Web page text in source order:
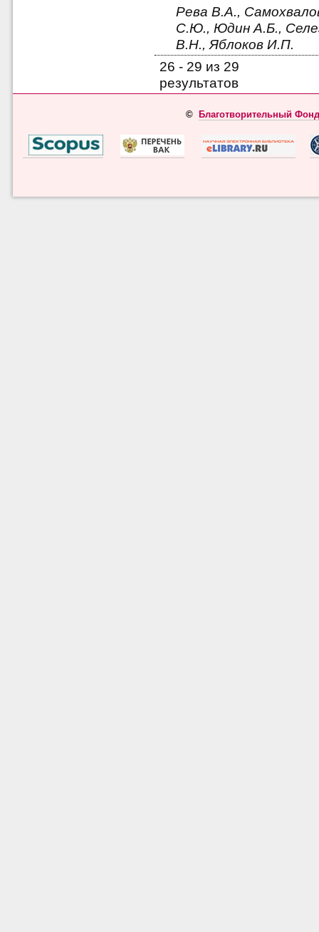
Рева В.А.,
С.Ю., Юдин А.Б.,
В.Н., Яблоков И.П.
26 - 29 из 29
результатов
© Благотворительный